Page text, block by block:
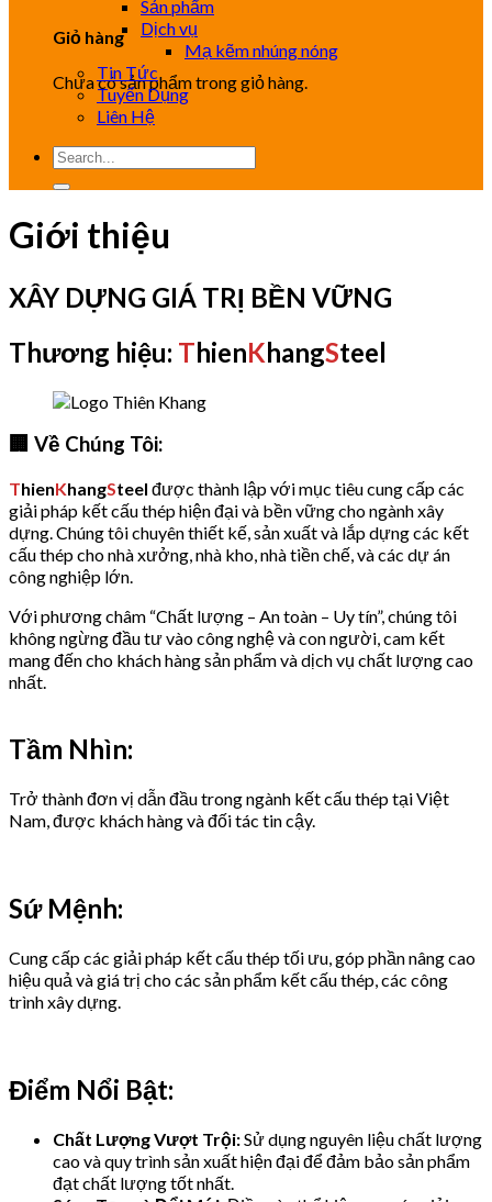
Giỏ hàng
Chưa có sản phẩm trong giỏ hàng.
Sản phẩm
Dịch vụ
Mạ kẽm nhúng nóng
Tin Tức
Tuyển Dụng
Liên Hệ
Tìm
kiếm:
Giới thiệu
XÂY DỰNG GIÁ TRỊ BỀN VỮNG
Thương hiệu: ThienKhangSteel
🏢 Về Chúng Tôi:
ThienKhangSteel được thành lập với mục tiêu cung cấp các
giải pháp kết cấu thép hiện đại và bền vững cho ngành xây
dựng. Chúng tôi chuyên thiết kế, sản xuất và lắp dựng các kết
cấu thép cho nhà xưởng, nhà kho, nhà tiền chế, và các dự án
công nghiệp lớn.
Với phương châm “Chất lượng – An toàn – Uy tín”, chúng tôi
không ngừng đầu tư vào công nghệ và con người, cam kết
mang đến cho khách hàng sản phẩm và dịch vụ chất lượng cao
nhất.
Tầm Nhìn:
Trở thành đơn vị dẫn đầu trong ngành kết cấu thép tại Việt
Nam, được khách hàng và đối tác tin cậy.
Sứ Mệnh:
Cung cấp các giải pháp kết cấu thép tối ưu, góp phần nâng cao
hiệu quả và giá trị cho các sản phẩm kết cấu thép, các công
trình xây dựng.
Điểm Nổi Bật:
Chất Lượng Vượt Trội:Sử dụng nguyên liệu chất lượng
cao và quy trình sản xuất hiện đại để đảm bảo sản phẩm
đạt chất lượng tốt nhất.